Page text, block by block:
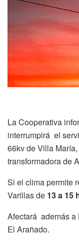
La Cooperativa
interrumpirá el
66kv de Villa
transformadora de
Si el clima permite
Varillas de 13 a 15
Afectará además a
El Arañado.